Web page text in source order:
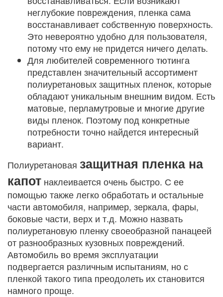
неглубокие повреждения, пленка сама
восстанавливает собственную поверхность.
Это невероятно удобно для пользователя,
потому что ему не придется ничего делать.
Для любителей современного тютинга
представлен значительный ассортимент
полиуретановых защитных пленок, которые
обладают уникальным внешним видом. Есть
матовые, перламутровые и многие другие
виды пленок. Поэтому под конкретные
потребности точно найдется интересный
вариант.
Полиуретановая защитная пленка на
капот наклеивается очень быстро. С ее
помощью также легко обработать и остальные
части автомобиля, например, зеркала, фары,
боковые части, верх и т.д. Можно назвать
полиуретановую пленку своеобразной панацеей
от разнообразных кузовных повреждений.
Автомобиль во время эксплуатации
подвергается различным испытаниям, но с
пленкой такого типа преодолеть их становится
намного проще.